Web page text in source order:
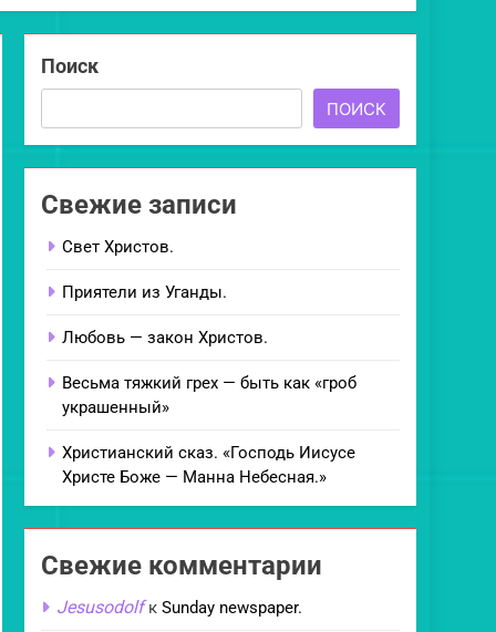
Поиск
ПОИСК
Свежие записи
Свет Христов.
Приятели из Уганды.
Любовь — закон Христов.
Весьма тяжкий грех — быть как «гроб
украшенный»
Христианский сказ. «Господь Иисусе
Христе Боже — Манна Небесная.»
Свежие комментарии
Jesusodolfк Sunday newspaper.